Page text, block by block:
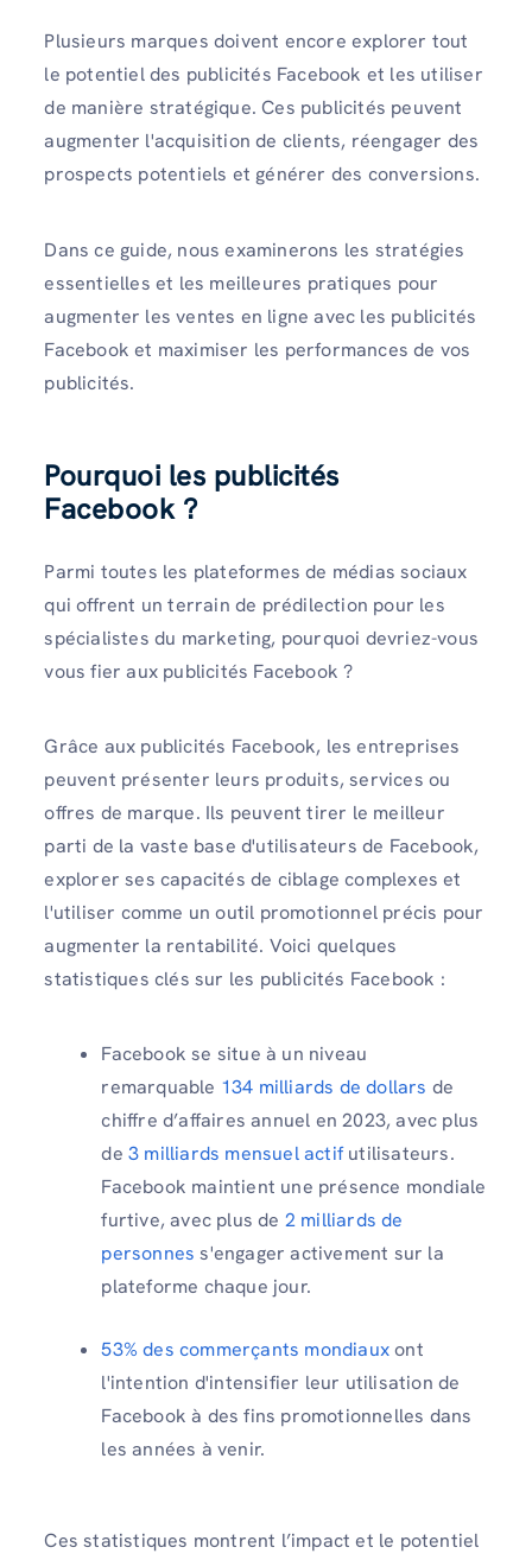
Plusieurs marques doivent encore explorer tout
le potentiel des publicités Facebook et les utiliser
de manière stratégique. Ces publicités peuvent
augmenter l'acquisition de clients, réengager des
prospects potentiels et générer des conversions.
Dans ce guide, nous examinerons les stratégies
essentielles et les meilleures pratiques pour
augmenter les ventes en ligne avec les publicités
Facebook et maximiser les performances de vos
publicités.
Pourquoi les publicités
Facebook ?
Parmi toutes les plateformes de médias sociaux
qui offrent un terrain de prédilection pour les
spécialistes du marketing, pourquoi devriez-vous
vous fier aux publicités Facebook ?
Grâce aux publicités Facebook, les entreprises
peuvent présenter leurs produits, services ou
offres de marque. Ils peuvent tirer le meilleur
parti de la vaste base d'utilisateurs de Facebook,
explorer ses capacités de ciblage complexes et
l'utiliser comme un outil promotionnel précis pour
augmenter la rentabilité. Voici quelques
statistiques clés sur les publicités Facebook :
Facebook se situe à un niveau
remarquable 134 milliards de dollars de
chiffre d’affaires annuel en 2023, avec plus
de 3 milliards mensuel actifutilisateurs.
Facebook maintient une présence mondiale
furtive, avec plus de 2 milliards de
personnes s'engager activement sur la
plateforme chaque jour.
53% des commerçants mondiauxont
l'intention d'intensifier leur utilisation de
Facebook à des fins promotionnelles dans
les années à venir.
Ces statistiques montrent l’impact et le potentiel